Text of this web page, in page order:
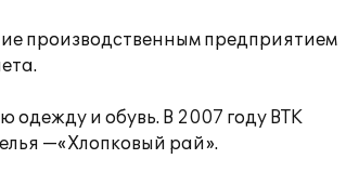
производственным предприятием
одежду и обувь. В 2007 году ВТК
—«Хлопковый рай».